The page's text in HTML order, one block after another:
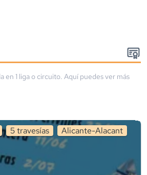
en 1 liga o circuito. Aquí puedes ver más
5travesías Alicante-Alacant